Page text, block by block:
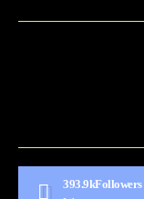
393.9kFollowers